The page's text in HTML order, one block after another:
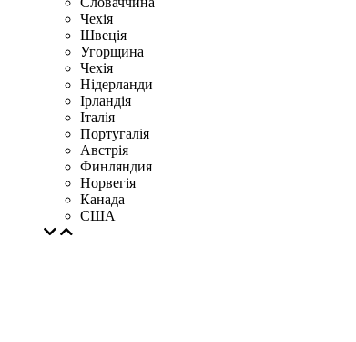
Чехія
Швецiя
Угорщина
Чехія
Нідерланди
Iрландія
Iталiя
Португалія
Австрія
Финляндия
Норвегія
Канада
США